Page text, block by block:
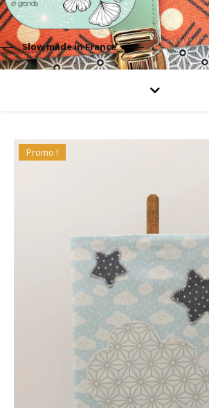
Slow made in France
Promo !